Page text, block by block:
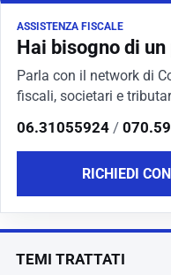
ASSISTENZA FISCALE
Hai bisogno di un
Parla con il network di
fiscali, societari e
06.31055924 /
RICHIEDI
TEMI TRATTATI